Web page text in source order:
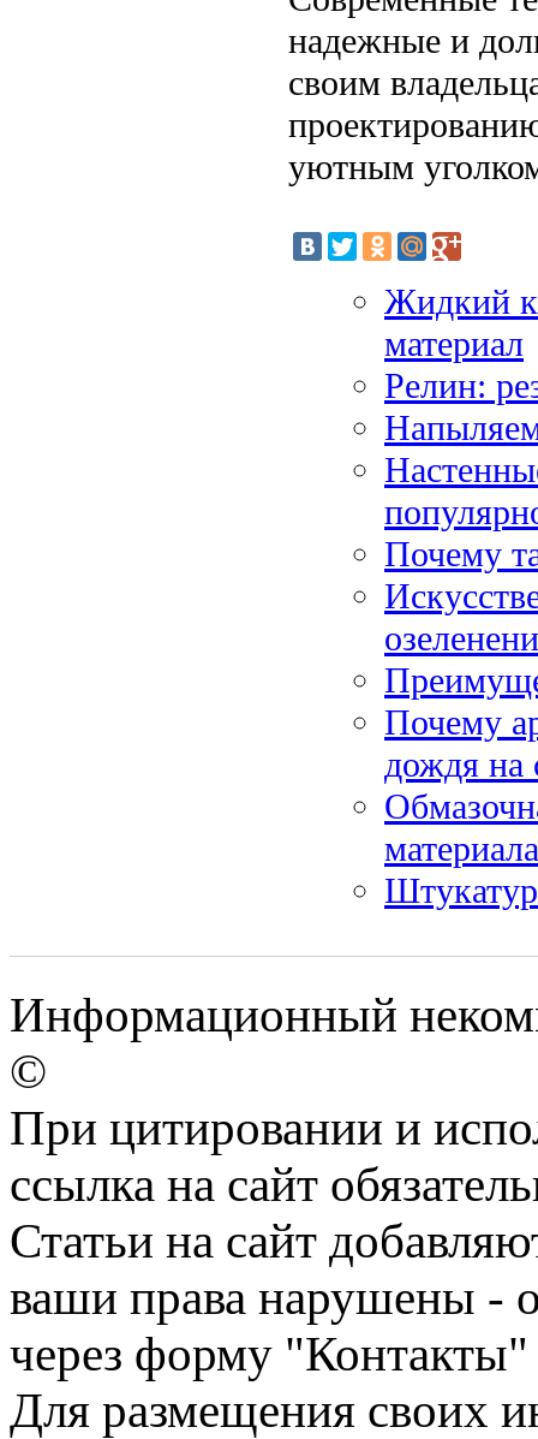
надежные и
своим
уютным
Жидкий
материал
Релин:
Почему
Почему
дождя на
материала
Информационный
©
При цитировании и
ссылка на сайт
Статьи на сайт
ваши права нарушены -
через форму "Контакты"
Для размещения своих